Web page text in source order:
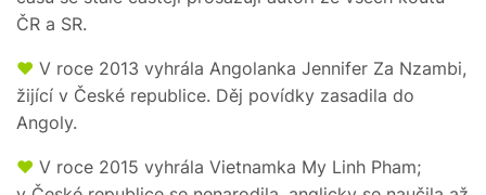
ČR a SR.
♥ V roce 2013 vyhrála Angolanka Jennifer Za Nzambi,
žijící v České republice. Děj povídky zasadila do
Angoly.
♥ V roce 2015 vyhrála Vietnamka My Linh Pham;